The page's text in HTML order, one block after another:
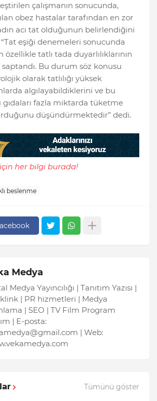
çalışmanın sonucunda,
obez hastalar tarafından en zor
acı tat olduğunun belirlendiğini
eşiği denemeleri sonucunda
tatlı tada duyarlılıklarının
Bu durum söz konusu
olarak tatlılığı yüksek
algılayabildiklerini ve bu
fazla miktarda tüketme
düşündürmektedir” dedi.
her bilgi burada!
beslenme
Medya
Medya Yayıncılığı | Tanıtım Yazısı |
| PR hizmetleri | Medya
| SEO | TV Film Program
| E-posta:
| Web:
Tümünü göster